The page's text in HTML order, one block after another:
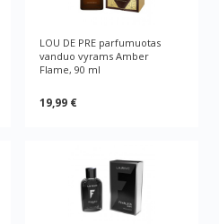
LOU DE PRE parfumuotas
vanduo vyrams Amber
Flame, 90 ml
19,99 €